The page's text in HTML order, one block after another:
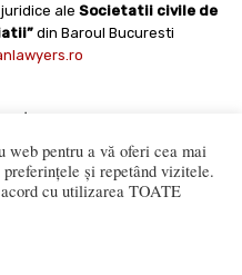
ale Societatii civile de
din Baroul Bucuresti
© Copyright 2008 -
web pentru a vă oferi cea mai
și repetând vizitele.
cu utilizarea TOATE